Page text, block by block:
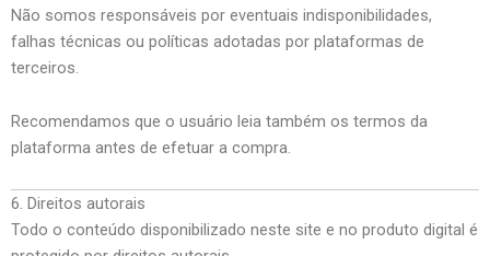
Não somos responsáveis por eventuais indisponibilidades,
falhas técnicas ou políticas adotadas por plataformas de
terceiros.
Recomendamos que o usuário leia também os termos da
plataforma antes de efetuar a compra.
6. Direitos autorais
Todo o conteúdo disponibilizado neste site e no produto digital é